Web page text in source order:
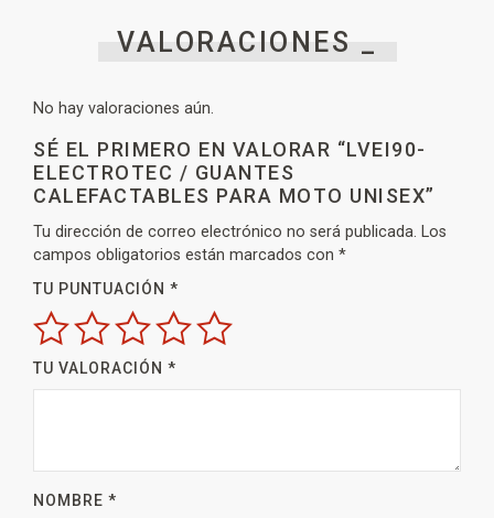
VALORACIONES _
No hay valoraciones aún.
SÉ EL PRIMERO EN VALORAR “LVEI90-
ELECTROTEC / GUANTES
CALEFACTABLES PARA MOTO UNISEX”
Tu dirección de correo electrónico no será publicada. Los
campos obligatorios están marcados con *
TU PUNTUACIÓN *
TU VALORACIÓN *
NOMBRE *